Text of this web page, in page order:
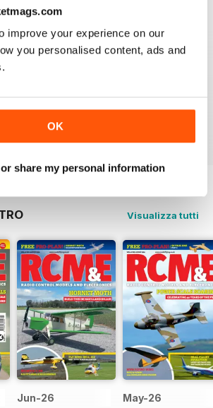
improve your experience on our
you personalised content, ads and
OK
share my personal information
Visualizza tutti
Jun-26 May-26